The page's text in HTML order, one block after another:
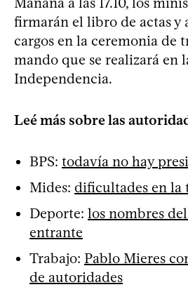
firmarán el libro de actas y
cargos en la ceremonia de
mando que se realizará en
Independencia.
Leé más sobre las
BPS: todavía no hay
Mides: dificultades en la
Deporte: los nombres
entrante
Trabajo: Pablo Mieres
de autoridades